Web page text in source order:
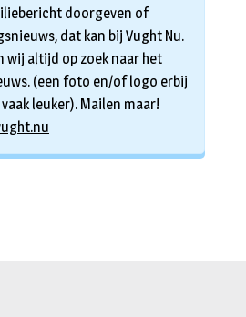
doorgeven of
dat kan bij Vught Nu.
wij altijd op zoek naar het
(een foto en/of logo erbij
leuker). Mailen maar!